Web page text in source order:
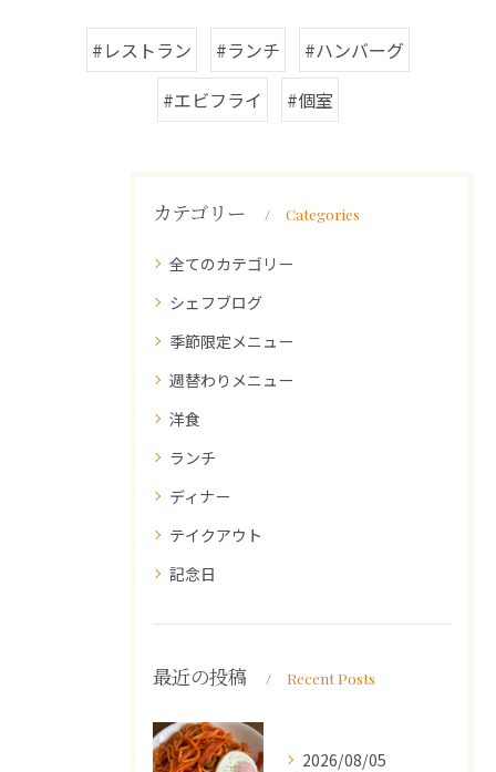
#レストラン #ランチ
#ハンバーグ
#エビフライ
#個室
カテゴリー Categories
全てのカテゴリー
シェフブログ
季節限定メニュー
週替わりメニュー
洋食
ランチ
ディナー
テイクアウト
記念日
最近の投稿 Recent Posts
2026/08/05